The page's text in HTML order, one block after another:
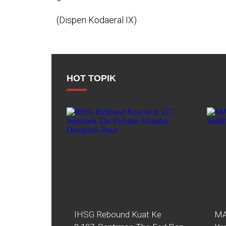
(Dispen Kodaeral IX)
HOT TOPIK
IHSG Rebound Kuat Ke